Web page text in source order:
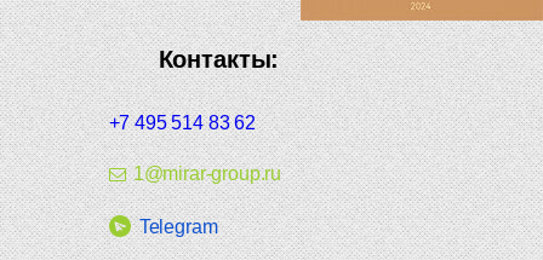
Контакты:
+7 495 514 83 62
1@mirar-group.ru
Telegram